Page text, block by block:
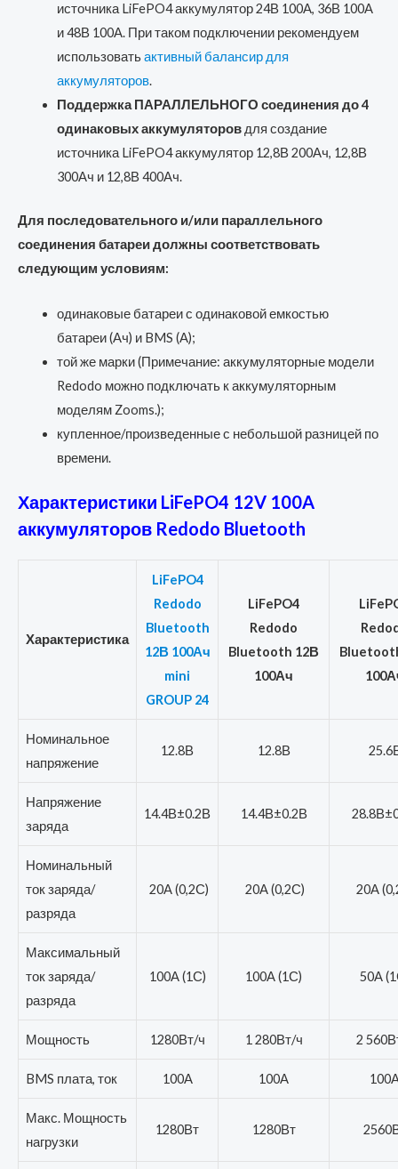
источника LiFePO4 аккумулятор 24В 100А, 36В 100А
и 48В 100А. При таком подключении рекомендуем
использоватьактивный балансир для
аккумуляторов.
Поддержка ПАРАЛЛЕЛЬНОГО соединения до 4
одинаковых аккумуляторовдля создание
источника LiFePO4 аккумулятор 12,8В 200Ач, 12,8В
300Ач и 12,8В 400Ач.
Для последовательного и/или параллельного
соединения батареи должны соответствовать
следующим условиям:
одинаковые батареи с одинаковой емкостью
батареи (Ач) и BMS (А);
той же марки (Примечание: аккумуляторные модели
Redodo можно подключать к аккумуляторным
моделям Zooms.);
купленное/произведенные с небольшой разницей по
времени.
Характеристики LiFePO4 12V 100A
аккумуляторов Redodo Bluetooth
Характеристика
LiFePO4
Redodo
Bluetooth
12В 100Ач
mini
GROUP 24
LiFePO4
Redodo
Bluetooth 12В
100Ач
Номинальное
напряжение
12.8В 12.8В
Напряжение
заряда
14.4В±0.2В 14.4В±0.2В
Номинальный
ток заряда/
разряда
20А (0,2С) 20А (0,2С) 20А
Максимальный
ток заряда/
разряда
100А (1С) 100А (1С) 50А
Мощность 1280Вт/ч 1 280Вт/ч 2
BMS плата, ток 100А 100А
Макс. Мощность
нагрузки
1280Вт 1280Вт